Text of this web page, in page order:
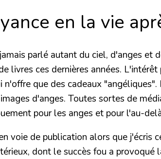
en la vie
parlé autant du ciel, d'anges et
livres ces dernières années.
que des cadeaux
d'anges. Toutes sortes de
pour les anges et pour l'au-
voie de publication alors que j'écris
dont le succès fou a